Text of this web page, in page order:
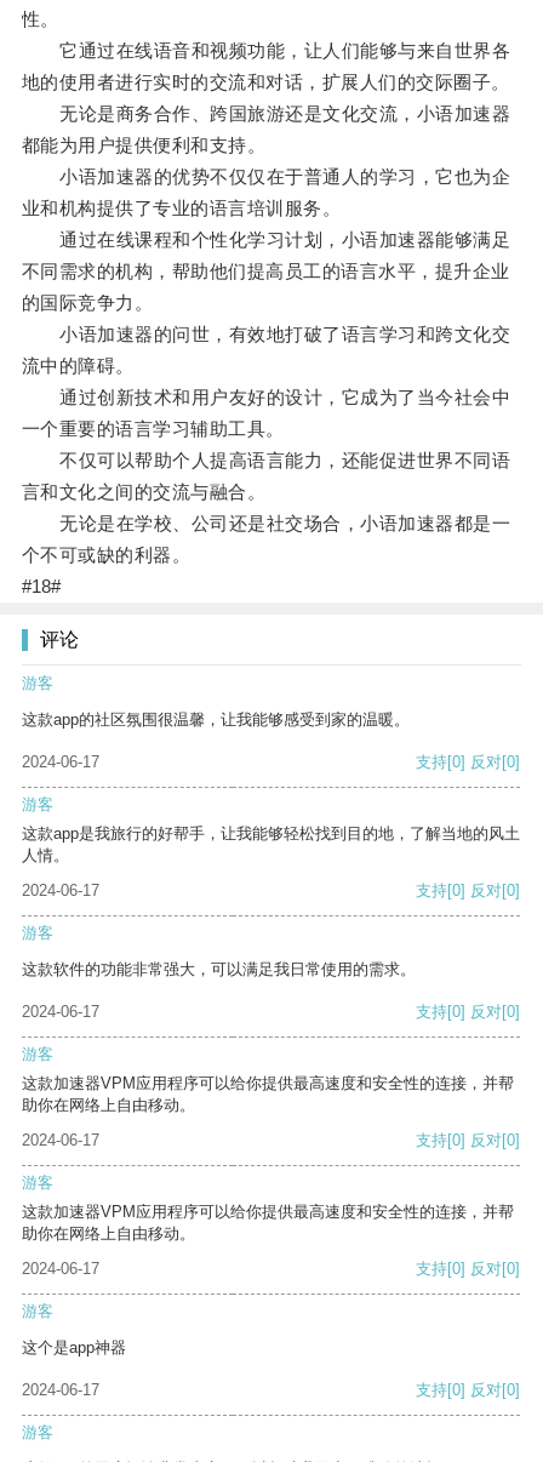
性。
它通过在线语音和视频功能，让人们能够与来自世界各
地的使用者进行实时的交流和对话，扩展人们的交际圈子。
无论是商务合作、跨国旅游还是文化交流，小语加速器
都能为用户提供便利和支持。
小语加速器的优势不仅仅在于普通人的学习，它也为企
业和机构提供了专业的语言培训服务。
通过在线课程和个性化学习计划，小语加速器能够满足
不同需求的机构，帮助他们提高员工的语言水平，提升企业
的国际竞争力。
小语加速器的问世，有效地打破了语言学习和跨文化交
流中的障碍。
通过创新技术和用户友好的设计，它成为了当今社会中
一个重要的语言学习辅助工具。
不仅可以帮助个人提高语言能力，还能促进世界不同语
言和文化之间的交流与融合。
无论是在学校、公司还是社交场合，小语加速器都是一
个不可或缺的利器。
#18#
评论
游客
这款app的社区氛围很温馨，让我能够感受到家的温暖。
2024-06-17 支持[0] 反对[0]
游客
这款app是我旅行的好帮手，让我能够轻松找到目的地，了解当地的风土
人情。
2024-06-17
支持[0] 反对[0]
游客
这款软件的功能非常强大，可以满足我日常使用的需求。
2024-06-17 支持[0] 反对[0]
游客
这款加速器VPM应用程序可以给你提供最高速度和安全性的连接，并帮
助你在网络上自由移动。
2024-06-17
支持[0] 反对[0]
游客
这款加速器VPM应用程序可以给你提供最高速度和安全性的连接，并帮
助你在网络上自由移动。
2024-06-17
支持[0] 反对[0]
游客
这个是app神器
2024-06-17 支持[0] 反对[0]
游客